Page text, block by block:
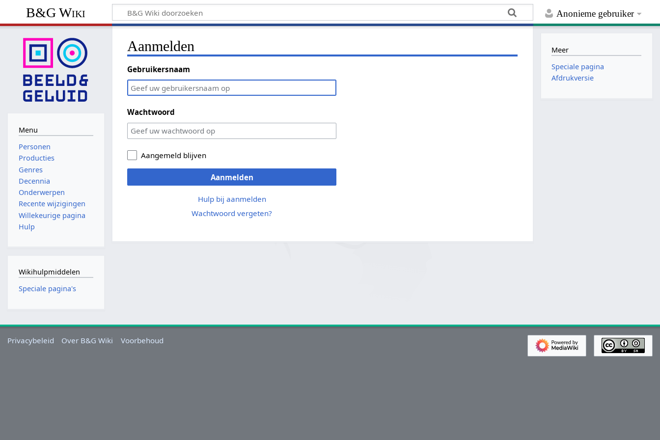
Anonieme gebruiker
B&G Wiki
Aanmelden
Gebruikersnaam
Wachtwoord
Aangemeld blijven
Aanmelden
Hulp bij aanmelden
Wachtwoord vergeten?
Menu
Personen
Producties
Genres
Decennia
Onderwerpen
Recente wijzigingen
Willekeurige pagina
Hulp
Wikihulpmiddelen
Speciale pagina's
Meer
Speciale pagina
Afdrukversie
Privacybeleid Over B&G Wiki Voorbehoud